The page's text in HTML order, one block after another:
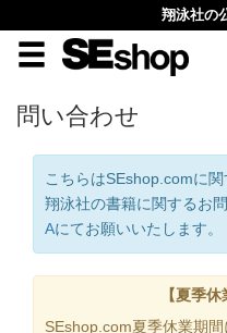
翔泳社の
問い合わせ
こちらはSEshop.comに関
翔泳社の書籍に関するお問
Aにてお願いいたします。
【夏季
SEshop.com夏季休業期